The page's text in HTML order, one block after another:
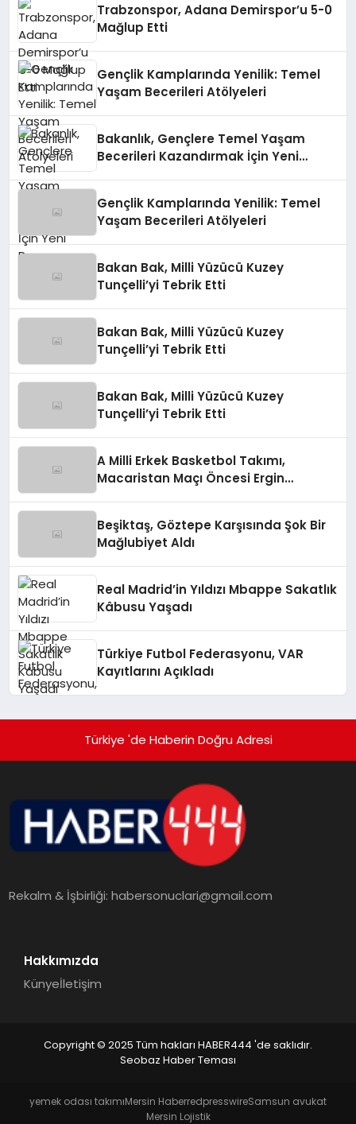
Trabzonspor, Adana Demirspor’u 5-0
Mağlup Etti
Gençlik Kamplarında Yenilik: Temel
Yaşam Becerileri Atölyeleri
Bakanlık, Gençlere Temel Yaşam
Becerileri Kazandırmak İçin Yeni
Gençlik Kamplarında Yenilik: Temel
Yaşam Becerileri Atölyeleri
Bakan Bak, Milli Yüzücü Kuzey
Tunçelli’yi Tebrik Etti
Bakan Bak, Milli Yüzücü Kuzey
Tunçelli’yi Tebrik Etti
Bakan Bak, Milli Yüzücü Kuzey
Tunçelli’yi Tebrik Etti
A Milli Erkek Basketbol Takımı,
Macaristan Maçı Öncesi Ergin
Beşiktaş, Göztepe Karşısında Şok Bir
Mağlubiyet Aldı
Real Madrid’in Yıldızı Mbappe Sakatlık
Kâbusu Yaşadı
Türkiye Futbol Federasyonu, VAR
Kayıtlarını Açıkladı
Türkiye 'de Haberin Doğru Adresi
Rekalm & İşbirliği:habersonuclari@gmail.com
Hakkımızda
Künyeİletişim
Copyright © 2025 Tüm hakları HABER444 'de saklıdır.
Seobaz Haber Teması
yemek odası takımıMersin HaberredpresswireSamsun avukat
Mersin Lojistik